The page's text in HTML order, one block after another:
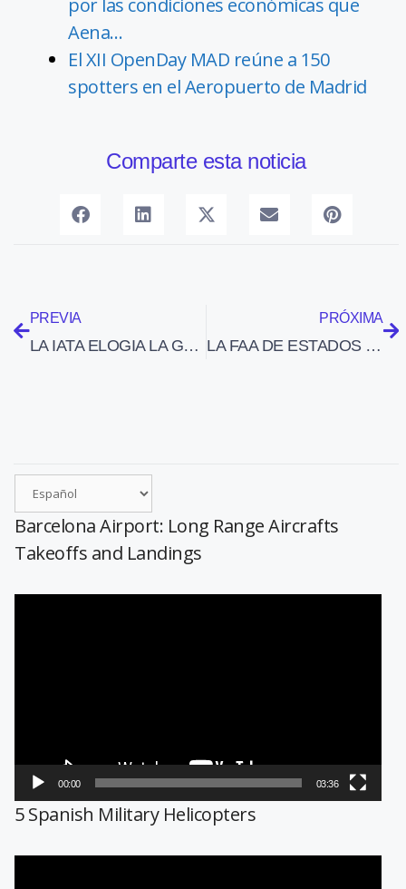
por las condiciones económicas que
Aena…
El XII OpenDay MAD reúne a 150
spotters en el Aeropuerto de Madrid
Comparte esta noticia
PREVIA
LA IATA ELOGIA LA GESTIÓN DE EQUIPAJES EN EL AEROPUERTO DE FRANKFURT
PRÓXIMA
LA FAA DE ESTADOS UNIDOS CERTIFICA EL JET LIGERO EMBRAER PHENOM 300
Barcelona Airport: Long Range Aircrafts
Takeoffs and Landings
00:00 03:36
5 Spanish Military Helicopters